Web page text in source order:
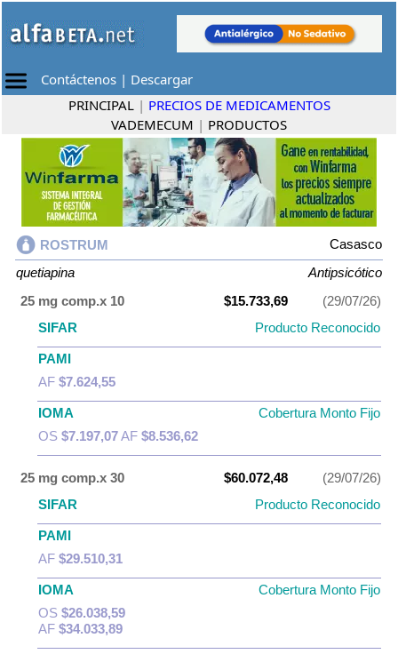
Contáctenos | Descargar
PRINCIPAL | PRECIOS DE MEDICAMENTOS
VADEMECUM | PRODUCTOS
ROSTRUM
Casasco
quetiapina
Antipsicótico
25 mg comp.x 10
$15.733,69
(29/07/26)
SIFAR
Producto Reconocido
PAMI
AF $7.624,55
IOMA
Cobertura Monto Fijo
OS $7.197,07AF $8.536,62
25 mg comp.x 30 $60.072,48
(29/07/26)
SIFAR
Producto Reconocido
PAMI
AF $29.510,31
IOMA
Cobertura Monto Fijo
OS $26.038,59
AF $34.033,89